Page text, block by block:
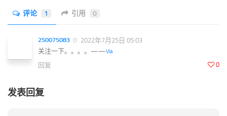
评论 1 引用 0
250075083
2022年7月25日 05:03
关注一下。。。。——Via
0
回复
发表回复